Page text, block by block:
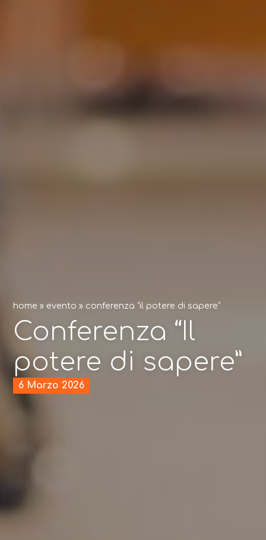
home » evento » conferenza “il potere di sapere”
Conferenza “Il
potere di sapere”
6 Marzo 2026